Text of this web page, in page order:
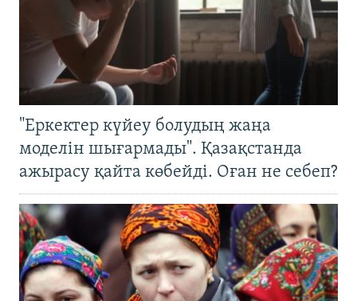
"Еркектер күйеу болудың жаңа
моделін шығармады". Қазақстанда
ажырасу қайта көбейді. Оған не себеп?